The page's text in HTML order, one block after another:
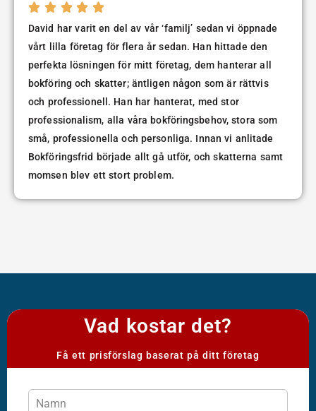
    
David har varit en del av vår ‘familj’ sedan vi öppnade
vårt lilla företag för flera år sedan. Han hittade den
perfekta lösningen för mitt företag, dem hanterar all
bokföring och skatter; äntligen någon som är rättvis
och professionell. Han har hanterat, med stor
professionalism, alla våra bokföringsbehov, stora som
små, professionella och personliga. Innan vi anlitade
Bokföringsfrid började allt gå utför, och skatterna samt
momsen blev ett stort problem.
Vad kostar det?
Få ett prisförslag baserat på ditt företag